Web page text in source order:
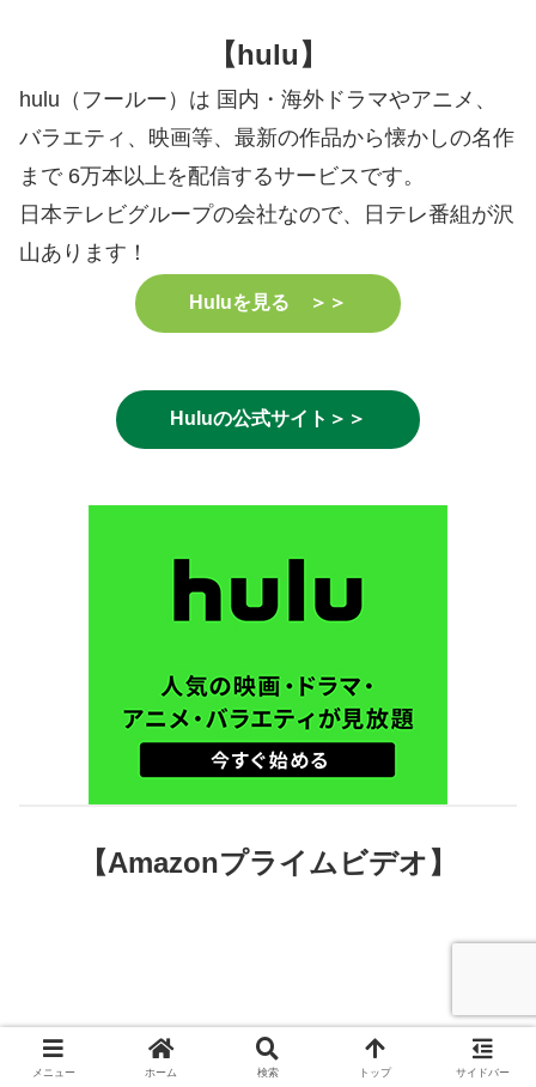
【hulu】
hulu（フールー）は 国内・海外ドラマやアニメ、
バラエティ、映画等、最新の作品から懐かしの名作
まで 6万本以上を配信するサービスです。
日本テレビグループの会社なので、日テレ番組が沢
山あります！
Huluを見る ＞＞
Huluの公式サイト＞＞
【Amazonプライムビデオ】
メニュー ホーム 検索 トップ サイドバー